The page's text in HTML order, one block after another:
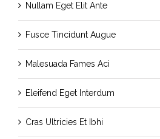
Nullam Eget Elit Ante
Fusce Tincidunt Augue
Malesuada Fames Aci
Eleifend Eget Interdum
Cras Ultricies Et Ibhi